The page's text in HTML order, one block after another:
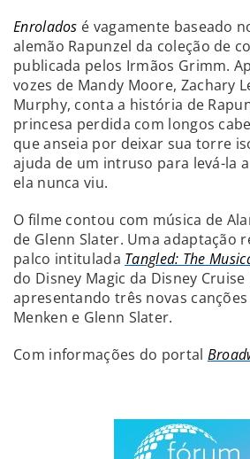
Enrolados é vagamente baseado
alemão Rapunzel da coleção de
publicada pelos Irmãos Grimm.
vozes de Mandy Moore, Zachary
Murphy, conta a história de
princesa perdida com longos
que anseia por deixar sua torre
ajuda de um intruso para levá-la
ela nunca viu.
O filme contou com música de
de Glenn Slater. Uma adaptação
palco intitulada Tangled: The
do Disney Magic da Disney Cruise
apresentando três novas
Menken e Glenn Slater.
Com informações do portal